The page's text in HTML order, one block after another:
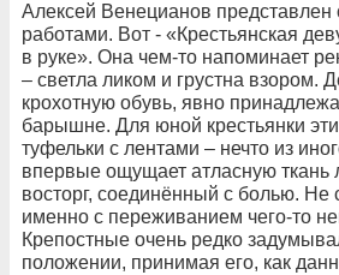
Алексей Венецианов представлен
работами. Вот - «Крестьянская
в руке». Она чем-то напоминает
– светла ликом и грустна взором.
крохотную обувь, явно
барышне. Для юной крестьянки
туфельки с лентами – нечто из
впервые ощущает атласную ткань
восторг, соединённый с болью. Не
именно с переживанием чего-то
Крепостные очень редко
положении, принимая его, как